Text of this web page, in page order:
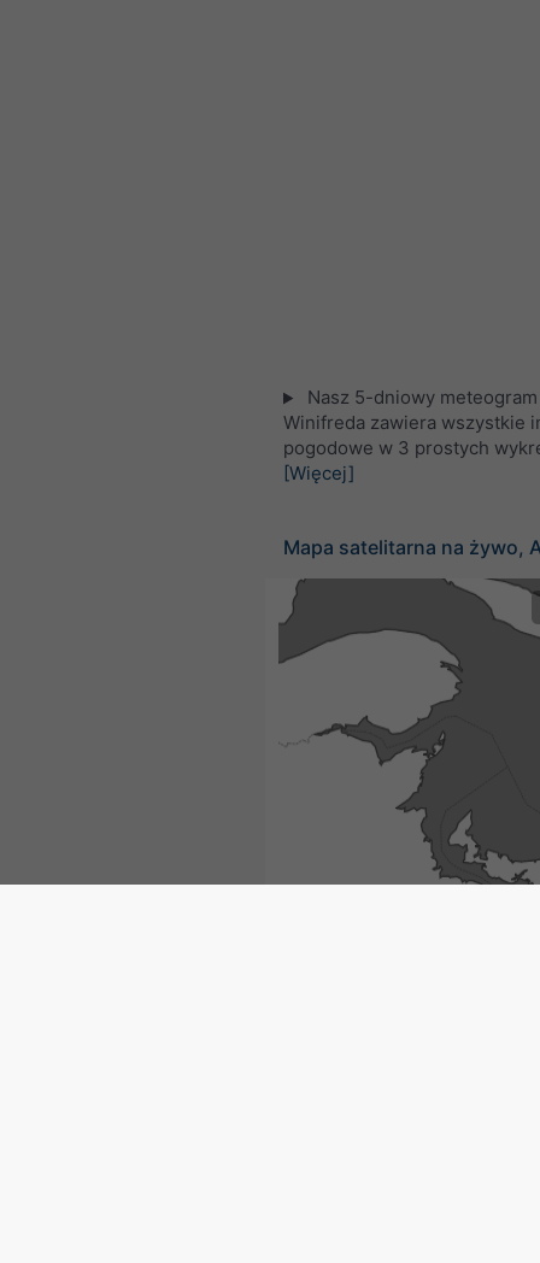
Nasz 5-dniowy
Winifreda zawiera wszystkie
pogodowe w 3 prostych
[Więcej]
Mapa satelitarna na żywo,